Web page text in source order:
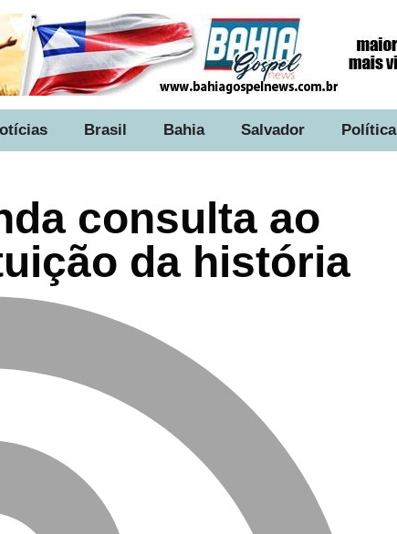
Brasil Bahia Salvador Política
consulta ao
da história